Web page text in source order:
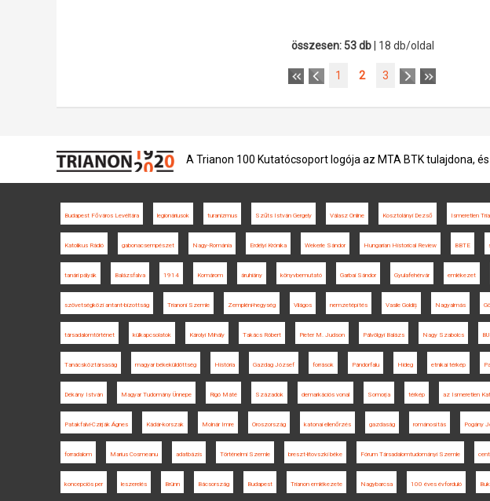
összesen: 53 db | 18 db/oldal
1 2 3
A Trianon 100 Kutatócsoport logója az MTA BTK tulajdona,
Budapest Főváros Levéltára legionáriusok turanizmus Szűts István Gergely Válasz Online Kosztolányi Dezső Ismeretlen
Katolikus Rádió gabonacsempészet Nagy-Románia Erdélyi Krónika Wekerle Sándor Hungarian Historical Review BBTE
tanári pályák Balázsfalva 1914 Komárom áruhiány könyvbemutató Garbai Sándor Gyulafehérvár emlékezet
szövetségközi antant-bizottság Trianoni Szemle Zempléni-hegység Világos nemzetépítés Vasile Goldiș Nagyalmás
társadalomtörténet külkapcsolatok Károlyi Mihály Takács Róbert Pieter M. Judson Pálvölgyi Balázs Nagy Szabolcs
Tanácsköztársaság magyar békeküldöttség História Gazdag József források Pándorfalu Hideg etnikai térkép
Dékány István Magyar Tudomány Ünnepe Rigó Máté Századok demarkációs vonal Somorja térkép az Ismeretlen
Patakfalvi-Czirják Ágnes Kádár-korszak Molnár Imre Oroszország katonai ellenőrzés gazdaság románosítás Pogány
forradalom Marius Cosmeanu adatbázis Történelmi Szemle breszt-litovszki béke Fórum Társadalomtudományi Szemle
koncepciós per leszerelés Brünn Bácsország Budapest Trianon emlékezete Nagybarcsa 100 éves évforduló